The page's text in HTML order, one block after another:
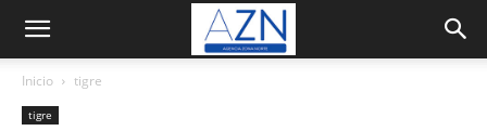
Inicio tigre
tigre